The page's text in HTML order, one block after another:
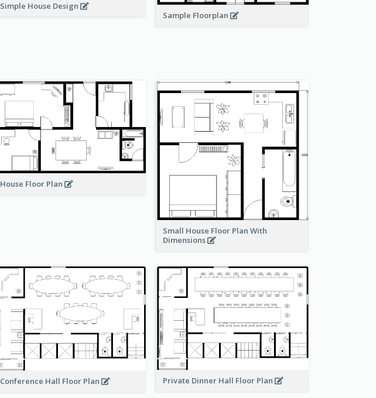
Simple House Design
Sample Floorplan
House Floor Plan
Small House Floor Plan With
Dimensions
Conference Hall Floor Plan Private Dinner Hall Floor Plan